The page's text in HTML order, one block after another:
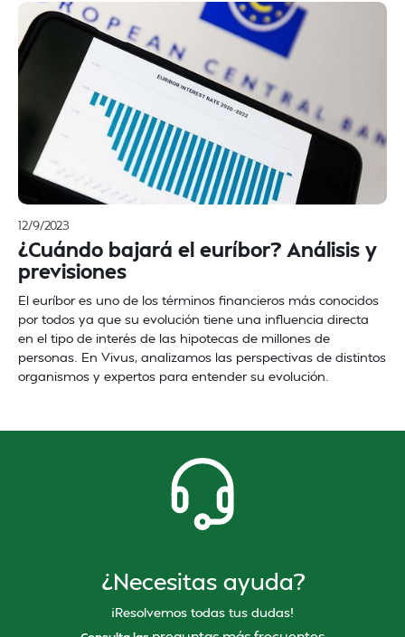
12/9/2023
¿Cuándo bajará el euríbor? Análisis y
previsiones
El euríbor es uno de los términos financieros más conocidos
por todos ya que su evolución tiene una influencia directa
en el tipo de interés de las hipotecas de millones de
personas. En Vivus, analizamos las perspectivas de distintos
organismos y expertos para entender su evolución.
¿Necesitas ayuda?
¡Resolvemos todas tus dudas!